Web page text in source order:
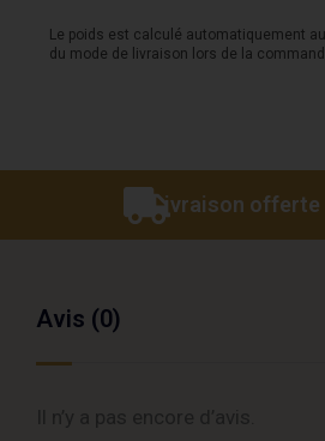
Le poids est calculé automatiquement
du mode de livraison lors de la
Livraison offerte
Avis (0)